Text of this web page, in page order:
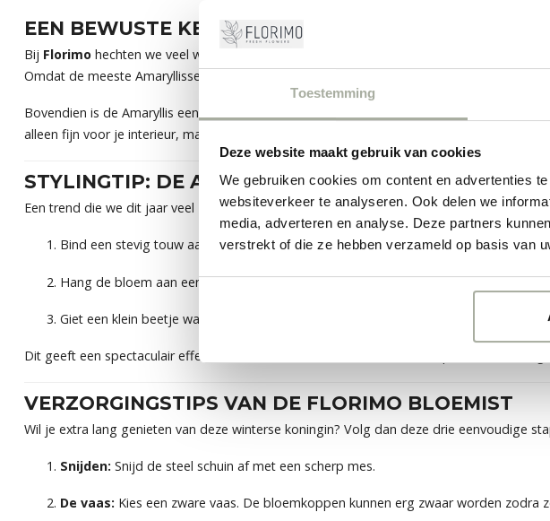
Toestemming
Deze website maakt gebruik van cookies
We gebruiken cookies om content en advertenties
websiteverkeer te analyseren. Ook delen we
media, adverteren en analyse. Deze partners
verstrekt of die ze hebben verzameld op basis van
EEN BEWUSTE KEUZE: DUURZAME BLOEMEN
Bij Florimo hechten we veel waarde aan de herkomst van onze producten. De Amaryllis
Omdat de meeste Amaryllissen van Hollandse bodem komen, is de transportweg kort en
Bovendien is de Amaryllis een van de sterkste bloemen die er is. Met de juiste
alleen fijn voor je interieur, maar ook een verantwoorde keuze.
STYLINGTIP: DE AMARYLLIS OP Z’N KOP?
Een trend die we dit jaar veel zien in delifestylemagazines is de Amaryllis die
Bind een stevig touw aan de onderkant van de steel.
Hang de bloem aan een kast, rek of voor het raam.
Giet een klein beetje water in de holle steel (de steel fungeert als een natuurlijk
Dit geeft een spectaculair effect en laat zien dat
VERZORGINGSTIPS VAN DE FLORIMO BLOEMIST
Wil je extra lang genieten van deze winterse koningin? Volg dan deze drie eenvoudige
Snijden: Snijd de steel schuin af met een scherp mes.
De vaas: Kies een zware vaas. De bloemkoppen kunnen erg zwaar worden zodra